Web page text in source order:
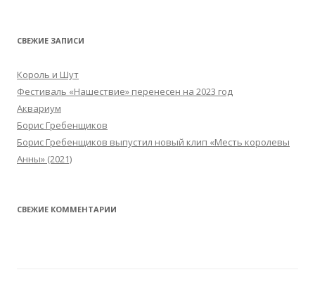
СВЕЖИЕ ЗАПИСИ
Король и Шут
Фестиваль «Нашествие» перенесен на 2023 год
Аквариум
Борис Гребенщиков
Борис Гребенщиков выпустил новый клип «Месть королевы
Анны» (2021)
СВЕЖИЕ КОММЕНТАРИИ